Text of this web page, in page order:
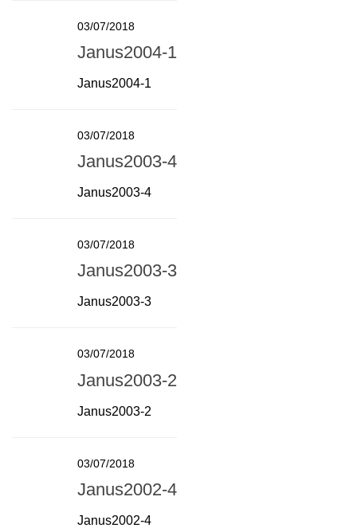
03/07/2018
Janus2004-1
Janus2004-1
03/07/2018
Janus2003-4
Janus2003-4
03/07/2018
Janus2003-3
Janus2003-3
03/07/2018
Janus2003-2
Janus2003-2
03/07/2018
Janus2002-4
Janus2002-4